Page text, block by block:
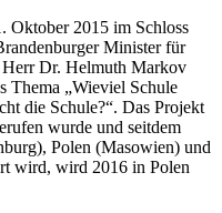
Oktober 2015 im Schloss
Minister für
Herr Dr. Helmuth Markov
Thema „Wieviel Schule
die Schule?“. Das Projekt
wurde und seitdem
Polen (Masowien) und
wird, wird 2016 in Polen